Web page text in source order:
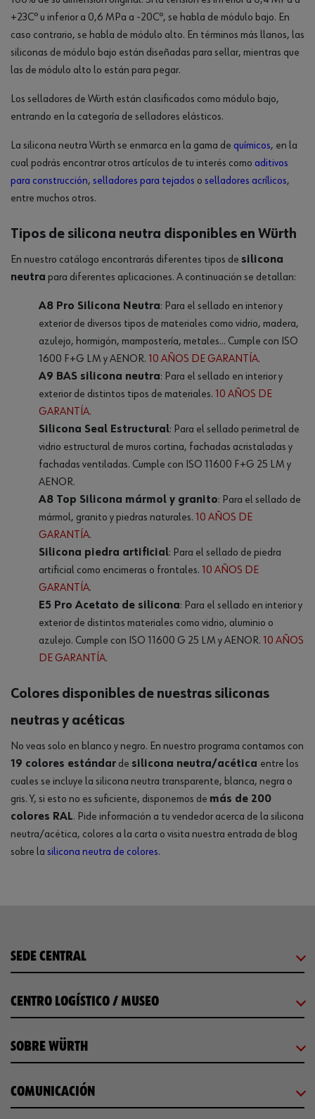
+23Cº u inferior a 0,6 MPa a -20Cº, se habla de módulo bajo. En
caso contrario, se habla de módulo alto. En términos más llanos, las
siliconas de módulo bajo están diseñadas para sellar, mientras que
las de módulo alto lo están para pegar.
Los selladores de Würth están clasificados como módulo bajo,
entrando en la categoría de selladores elásticos.
La silicona neutra Würth se enmarca en la gama de químicos, en la
cual podrás encontrar otros artículos de tu interés como aditivos
para construcción, selladores para tejados o selladores acrílicos,
entre muchos otros.
Tipos de silicona neutra disponibles en Würth
En nuestro catálogo encontrarás diferentes tipos de silicona
neutra para diferentes aplicaciones. A continuación se detallan:
A8 Pro Silicona Neutra: Para el sellado en interior y
exterior de diversos tipos de materiales como vidrio, madera,
azulejo, hormigón, mampostería, metales… Cumple con ISO
1600 F+G LM y AENOR. 10 AÑOS DE GARANTÍA.
A9 BAS silicona neutra: Para el sellado en interior y
exterior de distintos tipos de materiales. 10 AÑOS DE
GARANTÍA.
Silicona Seal Estructural: Para el sellado perimetral de
vidrio estructural de muros cortina, fachadas acristaladas y
fachadas ventiladas. Cumple con ISO 11600 F+G 25 LM y
AENOR.
A8 Top Silicona mármol y granito: Para el sellado de
mármol, granito y piedras naturales. 10 AÑOS DE
GARANTÍA.
Silicona piedra artificial: Para el sellado de piedra
artificial como encimeras o frontales. 10 AÑOS DE
GARANTÍA.
E5 Pro Acetato de silicona: Para el sellado en interior y
exterior de distintos materiales como vidrio, aluminio o
azulejo. Cumple con ISO 11600 G 25 LM y AENOR. 10 AÑOS
DE GARANTÍA.
Colores disponibles de nuestras siliconas
neutras y acéticas
No veas solo en blanco y negro. En nuestro programa contamos con
19 colores estándar de silicona neutra/acética entre los
cuales se incluye la silicona neutra transparente, blanca, negra o
gris. Y, si esto no es suficiente, disponemos de más de 200
colores RAL. Pide información a tu vendedor acerca de la silicona
neutra/acética, colores a la carta o visita nuestra entrada de blog
sobre la silicona neutra de colores.
SEDE CENTRAL
CENTRO LOGÍSTICO / MUSEO
SOBRE WÜRTH
COMUNICACIÓN